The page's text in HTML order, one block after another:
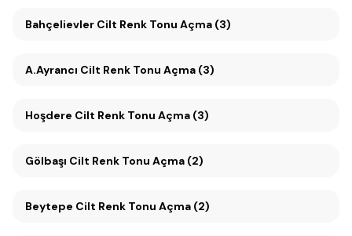
Bahçelievler Cilt Renk Tonu Açma (3)
A.Ayrancı Cilt Renk Tonu Açma (3)
Hoşdere Cilt Renk Tonu Açma (3)
Gölbaşı Cilt Renk Tonu Açma (2)
Beytepe Cilt Renk Tonu Açma (2)